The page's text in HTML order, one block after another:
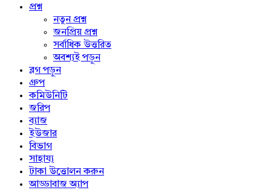
প্রশ্ন
নতুন প্রশ্ন
জনপ্রিয় প্রশ্ন
সর্বাধিক উত্তরিত
অবশ্যই পড়ুন
ব্লগ পড়ুন
গ্রুপ
কমিউনিটি
জরিপ
ব্যাজ
ইউজার
বিভাগ
সাহায্য
টাকা উত্তোলন করুন
আড্ডাবাজ অ্যাপ